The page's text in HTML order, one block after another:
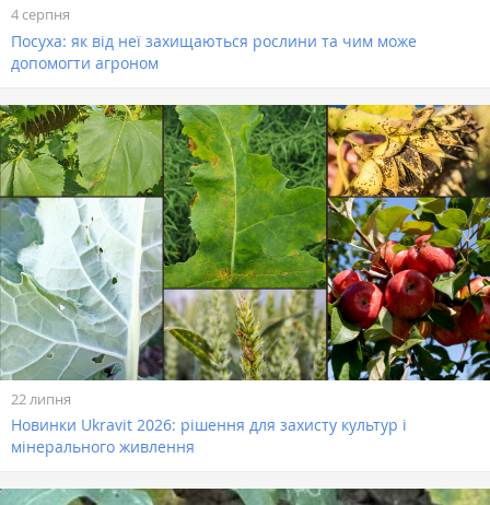
4 серпня
Посуха: як від неї захищаються рослини та чим може
допомогти агроном
22 липня
Новинки Ukravit 2026: рішення для захисту культур і
мінерального живлення